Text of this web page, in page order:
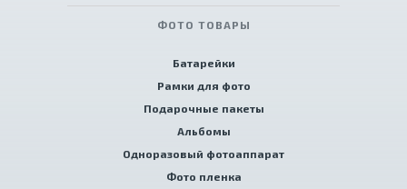
ФОТО ТОВАРЫ
Батарейки
Рамки для фото
Подарочные пакеты
Альбомы
Одноразовый фотоаппарат
Фото пленка